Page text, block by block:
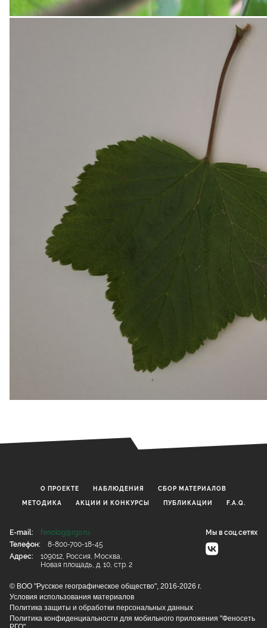
О ПРОЕКТЕ НАБЛЮДЕНИЯ CБОР МАТЕРИАЛОВ
МЕТОДИКА АКЦИИ И КОНКУРСЫ ПУБЛИКАЦИИ F.A.Q.
Мы в соц.сетях
E-mail:
fenolog@rgo.ru
Телефон:
8-800-700-18-45
Адрес:
109012, Россия, Москва,
Новая площадь, д. 10, стр. 2
© ВОО "Русское географическое общество", 2016-2026 г.
Условия использования материалов
Политика защиты и обработки персональных данных
Политика конфиденциальности для мобильного приложения "Феносеть